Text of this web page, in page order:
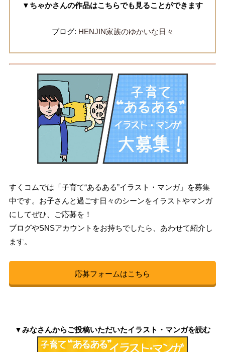
▼ちゃかさんの作品はこちらでも見ることができます
ブログ: HENJIN家族のゆかいな日々
すくコムでは「子育て“あるある”イラスト・マンガ」を募集
中です。お子さんと過ごす日々のシーンをイラストやマンガ
にしてぜひ、ご応募を！
ブログやSNSアカウントをお持ちでしたら、あわせて紹介し
ます。
応募フォームはこちら
▼みなさんからご投稿いただいたイラスト・マンガを読む